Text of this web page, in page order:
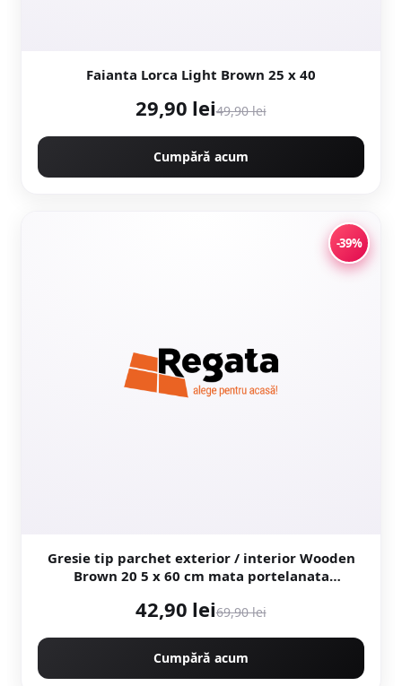
Faianta Lorca Light Brown 25 x 40
29,90 lei49,90 lei
Cumpără acum
-39%
Gresie tip parchet exterior / interior Wooden
Brown 20 5 x 60 cm mata portelanata
42,90 lei69,90 lei
Cumpără acum